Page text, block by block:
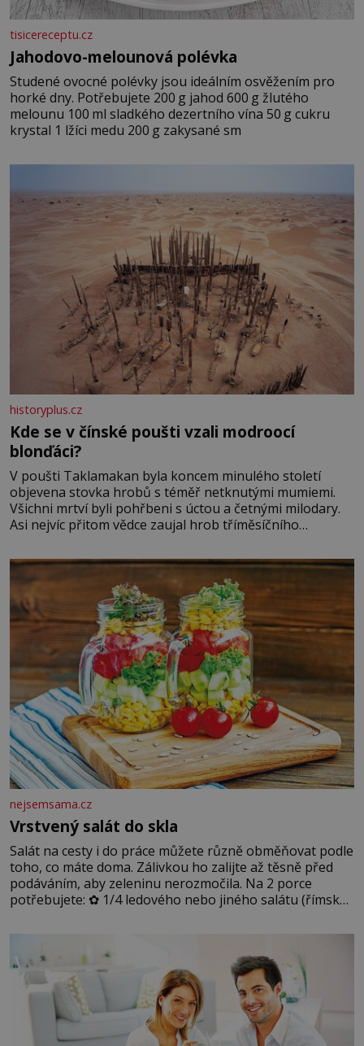
tisicereceptu.cz
Jahodovo-melounová polévka
Studené ovocné polévky jsou ideálním osvěžením pro
horké dny. Potřebujete 200 g jahod 600 g žlutého
melounu 100 ml sladkého dezertního vína 50 g cukru
krystal 1 lžíci medu 200 g zakysané sm
historyplus.cz
Kde se v čínské poušti vzali modroocí
blonďáci?
V poušti Taklamakan byla koncem minulého století
objevena stovka hrobů s téměř netknutými mumiemi.
Všichni mrtví byli pohřbeni s úctou a četnými milodary.
Asi nejvíc přitom vědce zaujal hrob tříměsíčního
blonďaté vlásky. Fakt, že jsou těla dávných lidí nesmírně
dobře zachovalá, přičítají odborníci zdejším klimatickým
podmínkám. Sucho, prosolené písky a extrémně
nejsemsama.cz
Vrstvený salát do skla
Salát na cesty i do práce můžete různě obměňovat podle
toho, co máte doma. Zálivkou ho zalijte až těsně před
podáváním, aby zeleninu nerozmočila. Na 2 porce
potřebujete: ✿ 1/4 ledového nebo jiného salátu (římský
okurky ✿ 2 rajčata Zálivka: ✿ 4 lžíce olivového oleje ✿ 1
lžíci citronové šťávy ✿ ½ stroužku